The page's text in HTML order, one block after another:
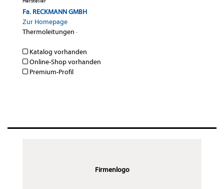
Fa. RECKMANN GMBH
Zur Homepage
Thermoleitungen ·
Katalog vorhanden
Online-Shop vorhanden
Premium-Profil
Firmenlogo